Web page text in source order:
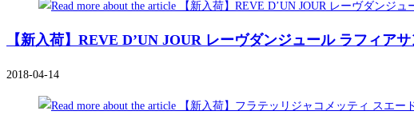
【新入荷】REVE D’UN JOUR レーヴダンジュール ラフィア
2018-04-14